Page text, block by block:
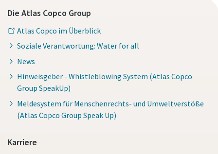
Die Atlas Copco Group
Atlas Copco im Überblick
Soziale Verantwortung: Water for all
News
Hinweisgeber - Whistleblowing System (Atlas Copco
Group SpeakUp)
Meldesystem für Menschenrechts- und Umweltverstöße
(Atlas Copco Group Speak Up)
Karriere